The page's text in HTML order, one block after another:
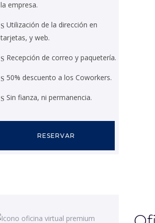
la empresa.
Utilización de la dirección en
tarjetas, y web.
Recepción de correo y paquetería.
50% descuento a los Coworkers.
Sin fianza, ni permanencia.
RESERVAR